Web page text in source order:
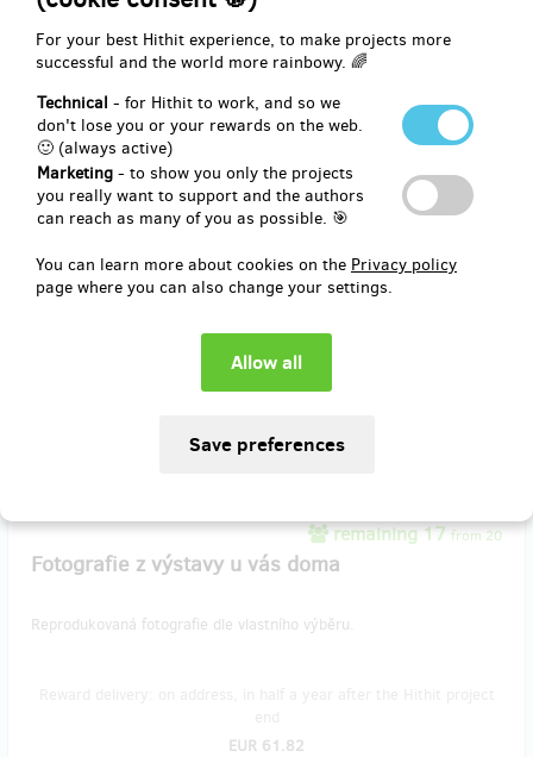
For your best Hithit experience, to make projects more
successful and the world more rainbowy. 🌈
Technical - for Hithit to work, and so we
don't lose you or your rewards on the web.
🙂 (always active)
Marketing - to show you only the projects
you really want to support and the authors
can reach as many of you as possible. 🎯
You can learn more about cookies on the Privacy policy
page where you can also change your settings.
end
EUR 41.21
CZK 1,000)
Patron_ka fotografie
zapaspartujeme jednu fotografii na výstavu. Vaše jméno bude
uvedeno pod fotografií.
Reward delivery: in half a year after the Hithit project end
(CZK 1,000)
remaining 17from 20
Fotografie z výstavy u vás doma
Reprodukovaná fotografie dle vlastního výběru.
EUR 61.82